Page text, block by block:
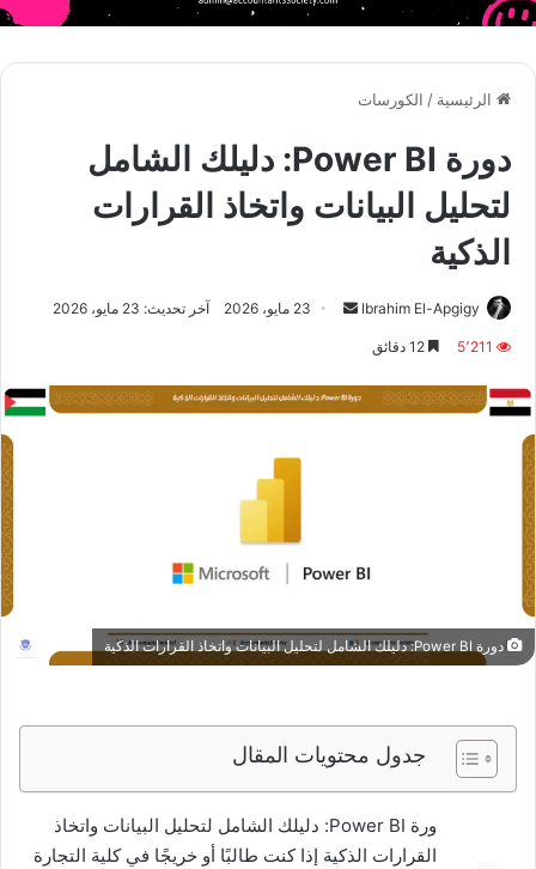
الرئيسية / الكورسات
دورة Power BI: دليلك الشامل
لتحليل البيانات واتخاذ القرارات
الذكية
Ibrahim El-Apgigy
أرسل 23 مايو، 2026 آخر تحديث: 23 مايو، 2026
5٬211
دورة Power BI: دليلك الشامل لتحليل البيانات واتخاذ القرارات الذكية
جدول محتويات المقال
ورة Power BI: دليلك الشامل لتحليل البيانات واتخاذ
القرارات الذكية إذا كنت طالبًا أو خريجًا في كلية التجارة